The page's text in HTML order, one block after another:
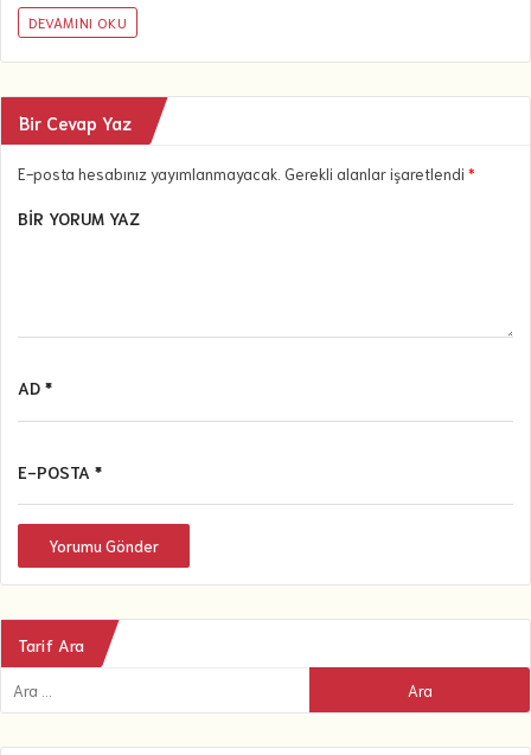
DEVAMINI OKU
Bir Cevap Yaz
E-posta hesabınız yayımlanmayacak. Gerekli alanlar işaretlendi *
BIR YORUM YAZ
AD *
E-POSTA *
Yorumu Gönder
Tarif Ara